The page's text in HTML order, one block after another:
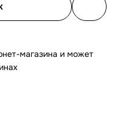
магазина и может